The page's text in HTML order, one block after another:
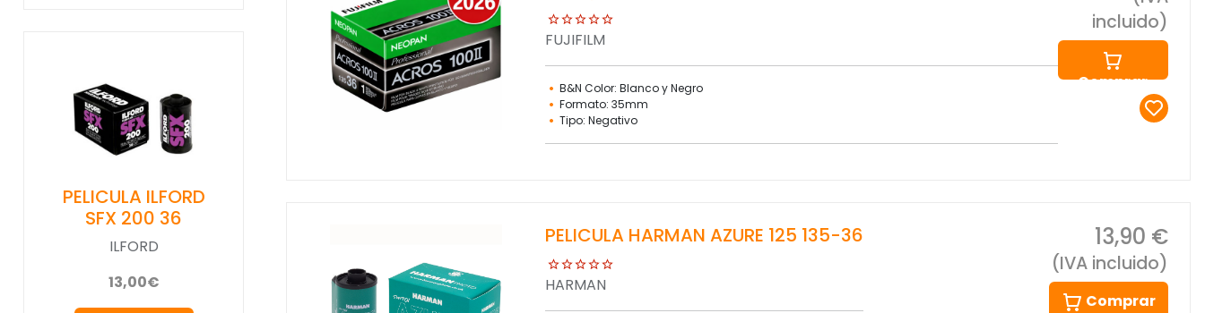
PELICULA ILFORD
SFX 200 36
ILFORD
13,00€
FUJIFILM
B&N Color: Blanco y Negro
Formato: 35mm
Tipo: Negativo
incluido)
Comprar
PELICULA HARMAN AZURE 125 135-36
HARMAN
13,90 €
(IVA incluido)
Comprar